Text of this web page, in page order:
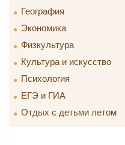
География
Экономика
Физкультура
Культура и искусство
Психология
ЕГЭ и ГИА
Отдых с детьми летом